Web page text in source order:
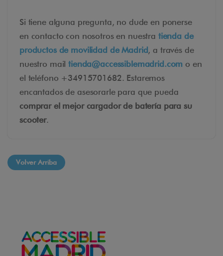
Si tiene alguna pregunta, no dude en ponerse
en contacto con nosotros en nuestra tienda de
productos de movilidad de Madrid, a través de
nuestro mailtienda@accessiblemadrid.com o en
el teléfono +34915701682. Estaremos
encantados de asesorarle para que pueda
comprar el mejor cargador de batería para su
scooter.
Volver Arriba